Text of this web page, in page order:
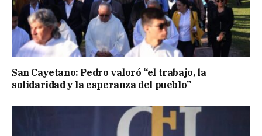
San Cayetano: Pedro valoró “el trabajo, la
solidaridad y la esperanza del pueblo”